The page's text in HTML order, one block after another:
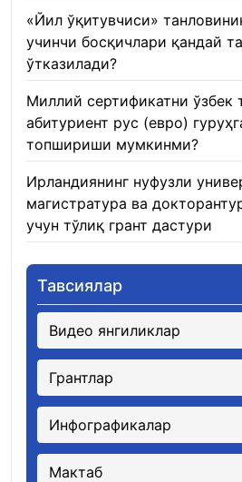
«Йил ўқитувчиси»
учинчи босқичлари қандай
ўтказилади?
Миллий сертификатни ўзбек
абитуриент рус (евро)
топшириши мумкинми?
Ирландиянинг нуфузли
магистратура ва
учун тўлиқ грант дастури
Тавсиялар
Видео янгиликлар
Грантлар
Инфографикалар
Мактаб